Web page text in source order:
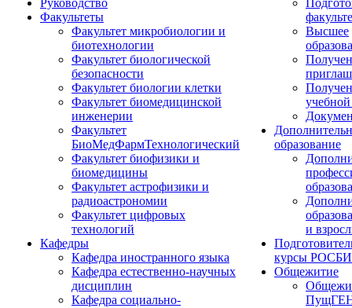
Руководство
Факультеты
Факультет микробиологии и
биотехнологии
Факультет биологической
безопасности
Факультет биологии клетки
Факультет биомедицинской
инженерии
Факультет
БиоМедФармТехнологический
Факультет биофизики и
биомедицины
Факультет астрофизики и
радиоастрономии
Факультет цифровых
технологий
Кафедры
Кафедра иностранного языка
Кафедра естественно-научных
дисциплин
Кафедра социально-
Высшее
образование
и
курсы
Общежитие